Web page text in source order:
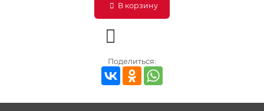
В корзину
Поделиться: